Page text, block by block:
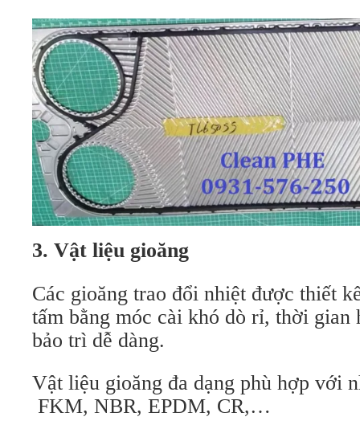
3. Vật liệu gioăng
Các gioăng trao đổi nhiệt được thiết
tấm bằng móc cài khó dò rỉ, thời gian
bảo trì dễ dàng.
Vật liệu gioăng đa dạng phù hợp với
FKM, NBR, EPDM, CR,…